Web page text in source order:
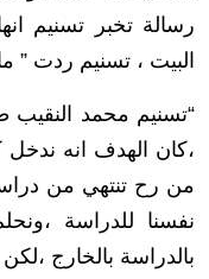
رسالة تخبر تسنيم
البيت ، تسنيم ردت ”
،كان الهدف انه
من رح تنتهي من
نفسنا للدراسة
بالدراسة بالخارج